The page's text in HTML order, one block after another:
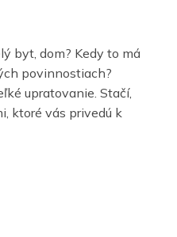
byt, dom? Kedy to má
povinnostiach?
upratovanie. Stačí,
ktoré vás privedú k